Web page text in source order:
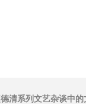
清系列文艺杂谈中